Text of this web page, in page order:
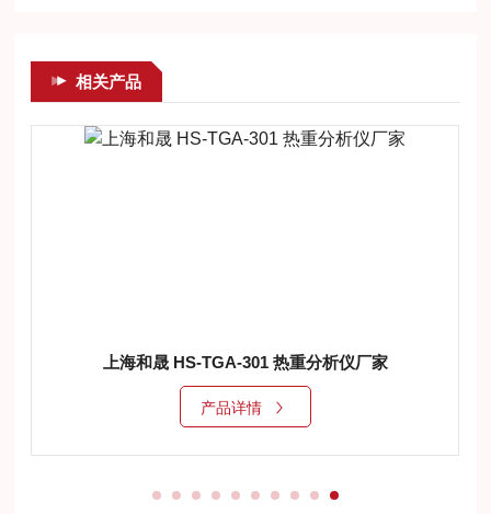
相关产品
上海和晟 HS-TGA-301 热重分析仪厂家
产品详情